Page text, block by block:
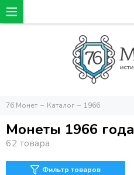
76 Монет Каталог 1966
Монеты 1966 года
Фильтр товаров